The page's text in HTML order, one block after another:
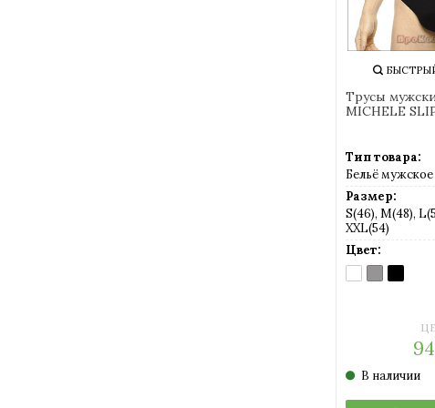
Трусы
MICHELE
Тип товара:
Бельё мужское
Размер:
S(46), M(48),
XXL(54)
Цвет:
BIANCO
(белый)
GRIGIO
(серый)
NERO
(черный)
В наличии